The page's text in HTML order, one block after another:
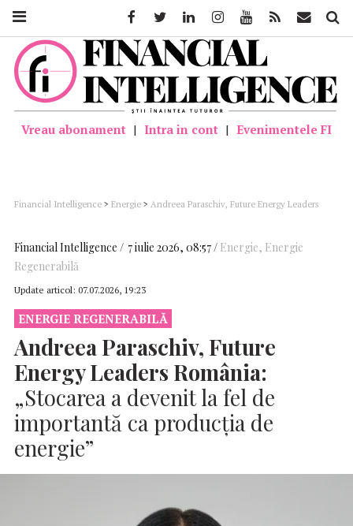
Vreau abonament | Intra in cont | Evenimentele FI
Financial Intelligence > Energie > Andreea Paraschiv, Future Energy Leaders
Financial Intelligence 7 iulie 2026, 08:57 Energie, Energie
Regenerabilă
Update articol: 07.07.2026, 19:23
ENERGIE REGENERABILĂ
Andreea Paraschiv, Future
Energy Leaders România:
„Stocarea a devenit la fel de
importantă ca producția de
energie”
FacebookTwitter LinkedinInstagramYoutube Feed Mail